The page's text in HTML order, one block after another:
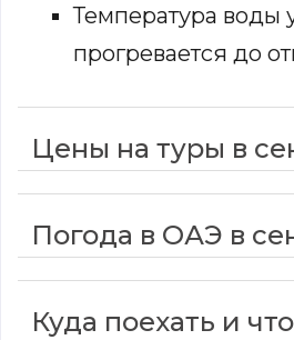
Температура воды
прогревается до
Цены на туры в
Погода в ОАЭ в
Куда поехать и